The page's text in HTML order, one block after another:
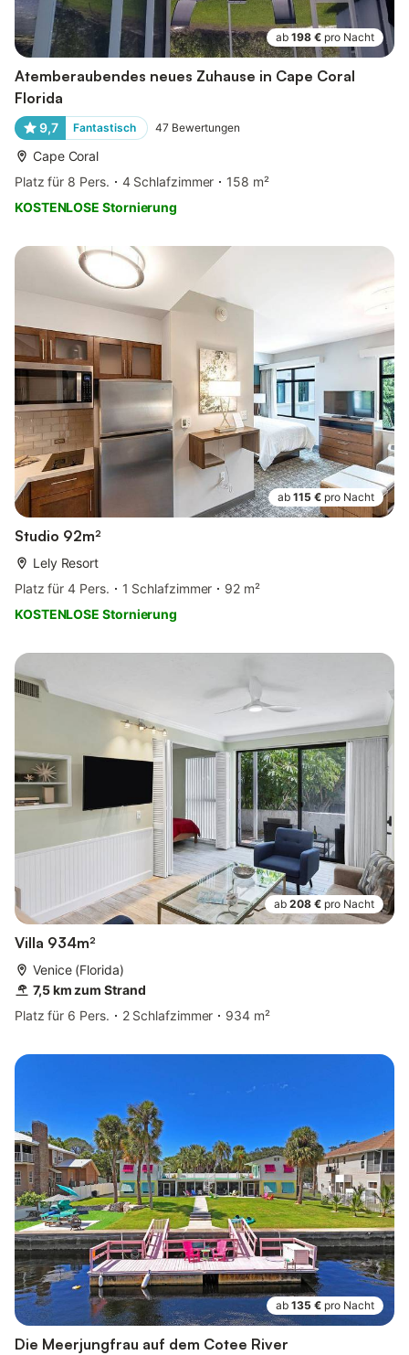
ab 198 € pro Nacht
Atemberaubendes neues Zuhause in Cape Coral
Florida
9,7 Fantastisch 47 Bewertungen
Cape Coral
Platz für 8 Pers.
4 Schlafzimmer
158 m²
KOSTENLOSE Stornierung
ab 115 € pro Nacht
Studio 92m²
Lely Resort
Platz für 4 Pers.
1 Schlafzimmer
92 m²
KOSTENLOSE Stornierung
ab 208 € pro Nacht
Villa 934m²
Venice (Florida)
7,5 km zum Strand
Platz für 6 Pers.
2 Schlafzimmer 934 m²
ab 135 € pro Nacht
Die Meerjungfrau auf dem Cotee River